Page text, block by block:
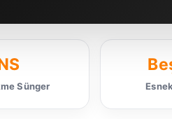
Sünger